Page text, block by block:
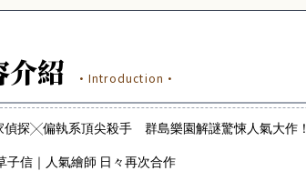
介紹 ·Introduction·
偵探╳偏執系頂尖殺手 群島樂園解謎驚悚人氣大作！
子信｜人氣繪師 日々再次合作